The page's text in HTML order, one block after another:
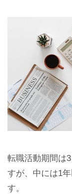
転職活動期間は
すが、中には1
す。